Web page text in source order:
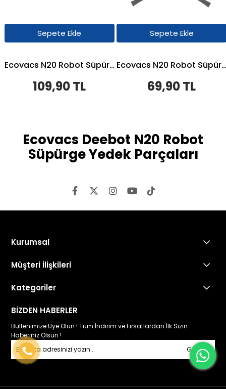
Ecovacs N20 Robot Süpürge Uyumlu Mop Bezi
109,90 TL
Sepete Ekle
Ecovacs N20 Robot Süpürge Uyumlu Yan Fırça
69,90 TL
Sepete Ekle
Ecovacs Deebot N20 Robot
Süpürge Yedek Parçaları
Kurumsal
Müşteri İlişkileri
Kategoriler
BİZDEN HABERLER
Bültenimize Üye Olun ! Tüm İndirim ve Fırsatlardan İlk Sizin
Haberiniz Olsun !
Gönder